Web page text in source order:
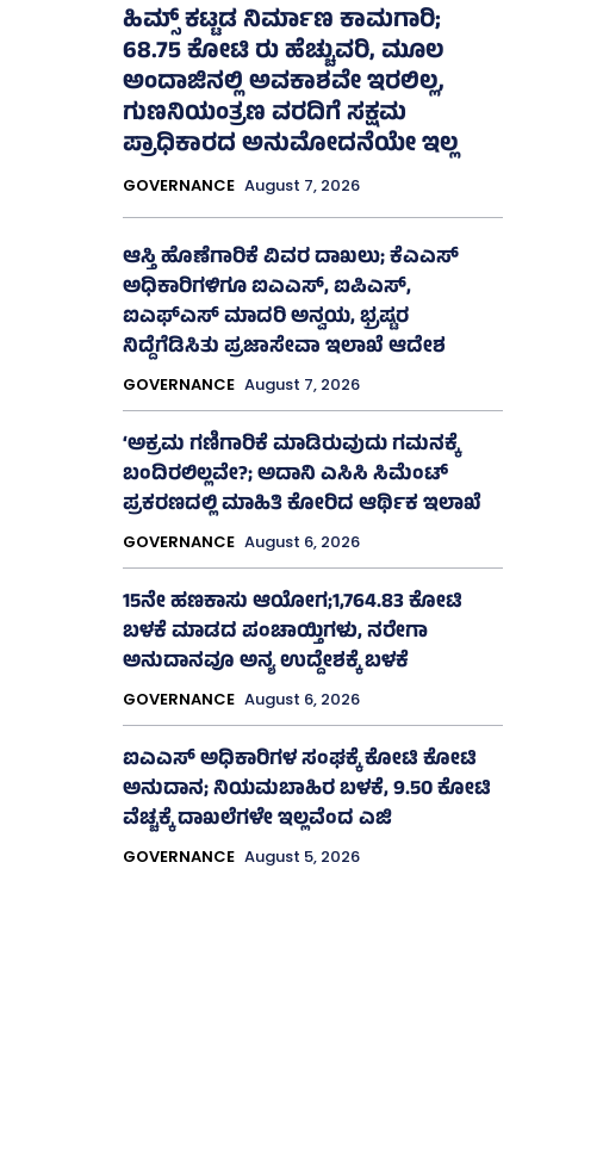
ಹಿಮ್ಸ್‌ ಕಟ್ಟಡ ನಿರ್ಮಾಣ ಕಾಮಗಾರಿ;
68.75 ಕೋಟಿ ರು ಹೆಚ್ಚುವರಿ, ಮೂಲ
ಅಂದಾಜಿನಲ್ಲಿ ಅವಕಾಶವೇ ಇರಲಿಲ್ಲ,
ಗುಣನಿಯಂತ್ರಣ ವರದಿಗೆ ಸಕ್ಷಮ
ಪ್ರಾಧಿಕಾರದ ಅನುಮೋದನೆಯೇ ಇಲ್ಲ
GOVERNANCE August 7, 2026
ಆಸ್ತಿ ಹೊಣೆಗಾರಿಕೆ ವಿವರ ದಾಖಲು; ಕೆಎಎಸ್
ಅಧಿಕಾರಿಗಳಿಗೂ ಐಎಎಸ್‌, ಐಪಿಎಸ್‌,
ಐಎಫ್‌ಎಸ್‌ ಮಾದರಿ ಅನ್ವಯ, ಭ್ರಷ್ಟರ
ನಿದ್ದೆಗೆಡಿಸಿತು ಪ್ರಜಾಸೇವಾ ಇಲಾಖೆ ಆದೇಶ
GOVERNANCE August 7, 2026
‘ಅಕ್ರಮ ಗಣಿಗಾರಿಕೆ ಮಾಡಿರುವುದು ಗಮನಕ್ಕೆ
ಬಂದಿರಲಿಲ್ಲವೇ?; ಅದಾನಿ ಎಸಿಸಿ ಸಿಮೆಂಟ್
ಪ್ರಕರಣದಲ್ಲಿ ಮಾಹಿತಿ ಕೋರಿದ ಆರ್ಥಿಕ ಇಲಾಖೆ
GOVERNANCE August 6, 2026
15ನೇ ಹಣಕಾಸು ಆಯೋಗ;1,764.83 ಕೋಟಿ
ಬಳಕೆ ಮಾಡದ ಪಂಚಾಯ್ತಿಗಳು, ನರೇಗಾ
ಅನುದಾನವೂ ಅನ್ಯ ಉದ್ದೇಶಕ್ಕೆ ಬಳಕೆ
GOVERNANCE August 6, 2026
ಐಎಎಸ್‌ ಅಧಿಕಾರಿಗಳ ಸಂಘಕ್ಕೆ ಕೋಟಿ ಕೋಟಿ
ಅನುದಾನ; ನಿಯಮಬಾಹಿರ ಬಳಕೆ, 9.50 ಕೋಟಿ
ವೆಚ್ಚಕ್ಕೆ ದಾಖಲೆಗಳೇ ಇಲ್ಲವೆಂದ ಎಜಿ
GOVERNANCE August 5, 2026